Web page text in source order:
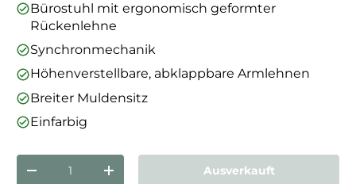
Bürostuhl mit ergonomisch geformter
Rückenlehne
Synchronmechanik
Höhenverstellbare, abklappbare Armlehnen
Breiter Muldensitz
Einfarbig
Anzahl
Menge verringernMenge erhöhen Ausverkauft